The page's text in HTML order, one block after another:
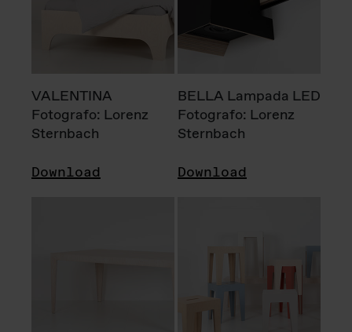
VALENTINA
Fotografo: Lorenz
Sternbach
Download
BELLA Lampada LED
Fotografo: Lorenz
Sternbach
Download